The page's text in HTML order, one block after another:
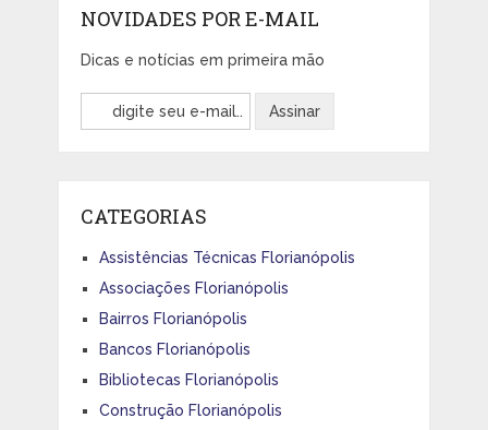
NOVIDADES POR E-MAIL
Dicas e notícias em primeira mão
CATEGORIAS
Assistências Técnicas Florianópolis
Associações Florianópolis
Bairros Florianópolis
Bancos Florianópolis
Bibliotecas Florianópolis
Construção Florianópolis